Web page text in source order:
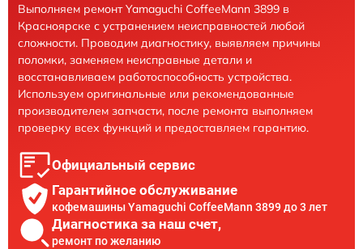
Выполняем ремонт Yamaguchi CoffeeMann 3899 в
Красноярске с устранением неисправностей любой
сложности. Проводим диагностику, выявляем причины
поломки, заменяем неисправные детали и
восстанавливаем работоспособность устройства.
Используем оригинальные или рекомендованные
производителем запчасти, после ремонта выполняем
проверку всех функций и предоставляем гарантию.
Официальный сервис
Гарантийное обслуживание
кофемашины Yamaguchi CoffeeMann 3899 до 3 лет
Диагностика за наш счет,
ремонт по желанию